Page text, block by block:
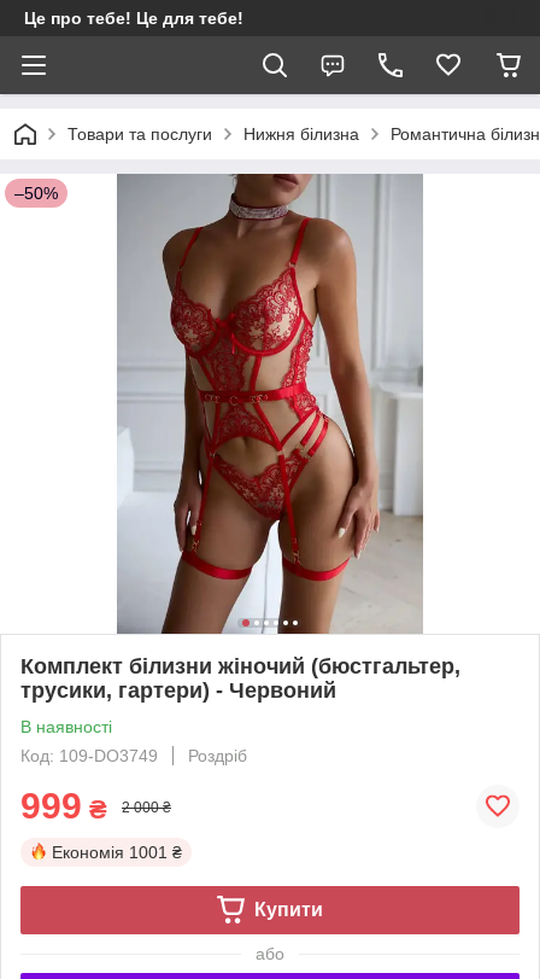
Це про тебе! Це для тебе!
Товари та послуги Нижня білизна Романтична
–50%
Комплект білизни жіночий (бюстгальтер,
трусики, гартери) - Червоний
В наявності
Код: 109-DO3749
Роздріб
999 ₴ 2 000 ₴
Економія 1001 ₴
Купити
або